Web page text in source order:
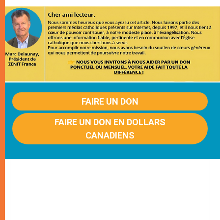
FAIRE UN DON
FAIRE UN DON EN DOLLARS
CANADIENS